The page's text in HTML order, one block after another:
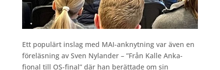
Ett populärt inslag med MAI-anknytning var även en
föreläsning av Sven Nylander – ”Från Kalle Anka-
fional till OS-final” där han berättade om sin